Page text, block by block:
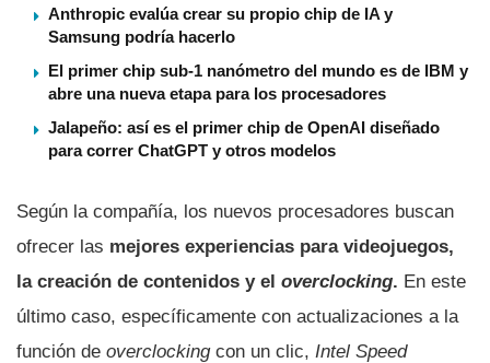
Anthropic evalúa crear su propio chip de IA y
Samsung podría hacerlo
El primer chip sub-1 nanómetro del mundo es de IBM y
abre una nueva etapa para los procesadores
Jalapeño: así es el primer chip de OpenAI diseñado
para correr ChatGPT y otros modelos
Según la compañía, los nuevos procesadores buscan
ofrecer las mejores experiencias para videojuegos,
la creación de contenidos y el overclocking. En este
último caso, específicamente con actualizaciones a la
función de overclockingcon un clic, Intel Speed